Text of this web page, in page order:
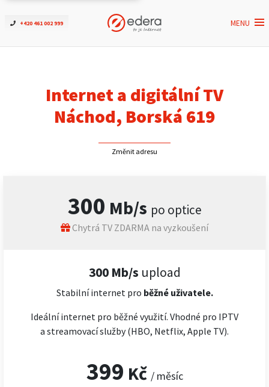
+420 461 002 999 MENU
Ověřit dostupnost
ČEZNET TV
Kontakt
Internet a digitální TV
Náchod, Borská 619
Změnit adresu
300 Mb/s po optice
Chytrá TV ZDARMA na vyzkoušení
300 Mb/s upload
Stabilní internet pro běžné uživatele.
Ideální internet pro běžné využití. Vhodné pro IPTV
a streamovací služby (HBO, Netflix, Apple TV).
399 Kč / měsíc